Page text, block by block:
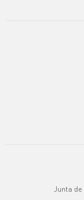
Junta de